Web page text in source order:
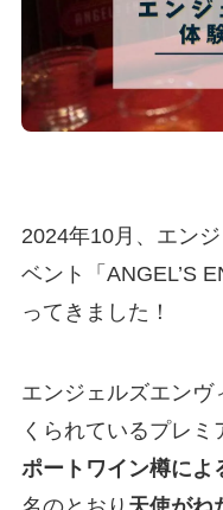
2024年10月、エン
ベント「ANGEL’S
ってきました！
エンジェルズエンヴ
くられているプレミ
ポートワイン樽によ